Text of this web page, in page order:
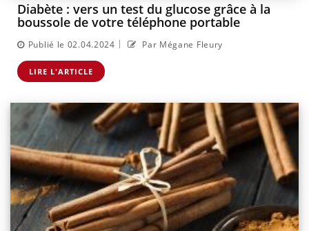
Diabète : vers un test du glucose grâce à la
boussole de votre téléphone portable
Publié le 02.04.2024 | Par Mégane Fleury
LIRE L'ARTICLE